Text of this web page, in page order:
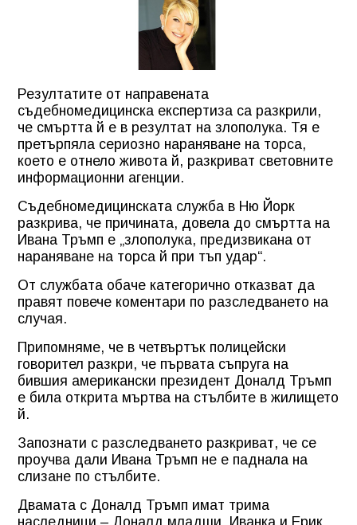
Резултатите от направената
съдебномедицинска експертиза са разкрили,
че смъртта й е в резултат на злополука. Тя е
претърпяла сериозно нараняване на торса,
което е отнело живота й, разкриват световните
информационни агенции.
Съдебномедицинската служба в Ню Йорк
разкрива, че причината, довела до смъртта на
Ивана Тръмп е „злополука, предизвикана от
нараняване на торса й при тъп удар“.
От службата обаче категорично отказват да
правят повече коментари по разследването на
случая.
Припомняме, че в четвъртък полицейски
говорител разкри, че първата съпруга на
бившия американски президент Доналд Тръмп
е била открита мъртва на стълбите в жилището
й.
Запознати с разследването разкриват, че се
проучва дали Ивана Тръмп не е паднала на
слизане по стълбите.
Двамата с Доналд Тръмп имат трима